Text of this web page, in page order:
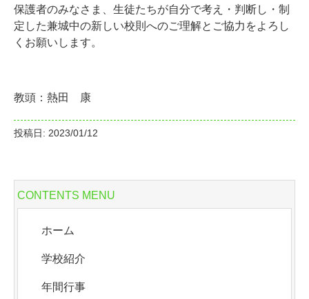
保護者のみなさま、生徒たちが自分で考え・判断し・制
定した兼城中の新しい校則へのご理解とご協力をよろし
くお願いします。
教頭：熱田 康
投稿日: 2023/01/12
CONTENTS MENU
ホーム
学校紹介
年間行事